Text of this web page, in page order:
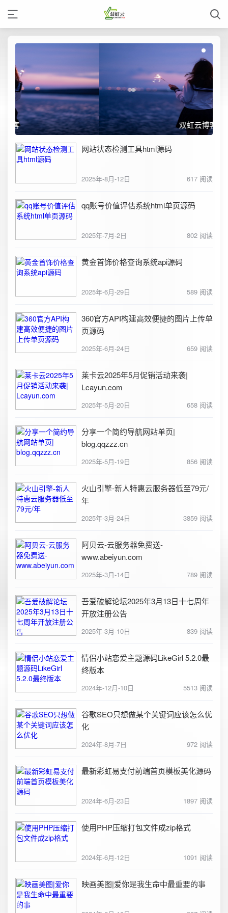
双虹云博客
网站状态检测工具html源码
2025年-8月-12日 617 阅读
qq账号价值评估系统html单页源码
2025年-7月-2日 802 阅读
黄金首饰价格查询系统api源码
2025年-6月-29日 589 阅读
360官方API构建高效便捷的图片上传单
页源码
2025年-6月-24日 659 阅读
莱卡云2025年5月促销活动来袭|
Lcayun.com
2025年-5月-20日 658 阅读
分享一个简约导航网站单页|
blog.qqzzz.cn
2025年-5月-19日 856 阅读
火山引擎-新人特惠云服务器低至79元/
年
2025年-3月-24日 3859 阅读
阿贝云-云服务器免费送-
www.abeiyun.com
2025年-3月-14日 789 阅读
吾爱破解论坛2025年3月13日十七周年
开放注册公告
2025年-3月-10日 839 阅读
情侣小站恋爱主题源码LikeGirl 5.2.0最
终版本
2024年-12月-10日 5513 阅读
谷歌SEO只想做某个关键词应该怎么优
化
2024年-8月-7日 972 阅读
最新彩虹易支付前端首页模板美化源码
2024年-6月-23日 1897 阅读
使用PHP压缩打包文件成zip格式
2024年-6月-12日 1091 阅读
映画美图|爱你是我生命中最重要的事